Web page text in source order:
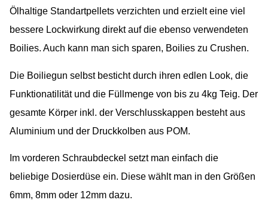
Ölhaltige Standartpellets verzichten und erzielt eine viel
bessere Lockwirkung direkt auf die ebenso verwendeten
Boilies. Auch kann man sich sparen, Boilies zu Crushen.
Die Boiliegun selbst besticht durch ihren edlen Look, die
Funktionatilität und die Füllmenge von bis zu 4kg Teig. Der
gesamte Körper inkl. der Verschlusskappen besteht aus
Aluminium und der Druckkolben aus POM.
Im vorderen Schraubdeckel setzt man einfach die
beliebige Dosierdüse ein. Diese wählt man in den Größen
6mm, 8mm oder 12mm dazu.